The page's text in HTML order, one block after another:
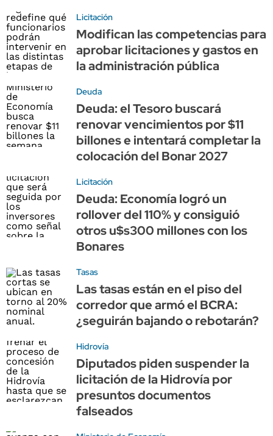
Licitación
Modifican las competencias para
aprobar licitaciones y gastos en
la administración pública
Deuda
Deuda: el Tesoro buscará
renovar vencimientos por $11
billones e intentará completar la
colocación del Bonar 2027
Licitación
Deuda: Economía logró un
rollover del 110% y consiguió
otros u$s300 millones con los
Bonares
Tasas
Las tasas están en el piso del
corredor que armó el BCRA:
¿seguirán bajando o rebotarán?
Hidrovía
Diputados piden suspender la
licitación de la Hidrovía por
presuntos documentos
falseados